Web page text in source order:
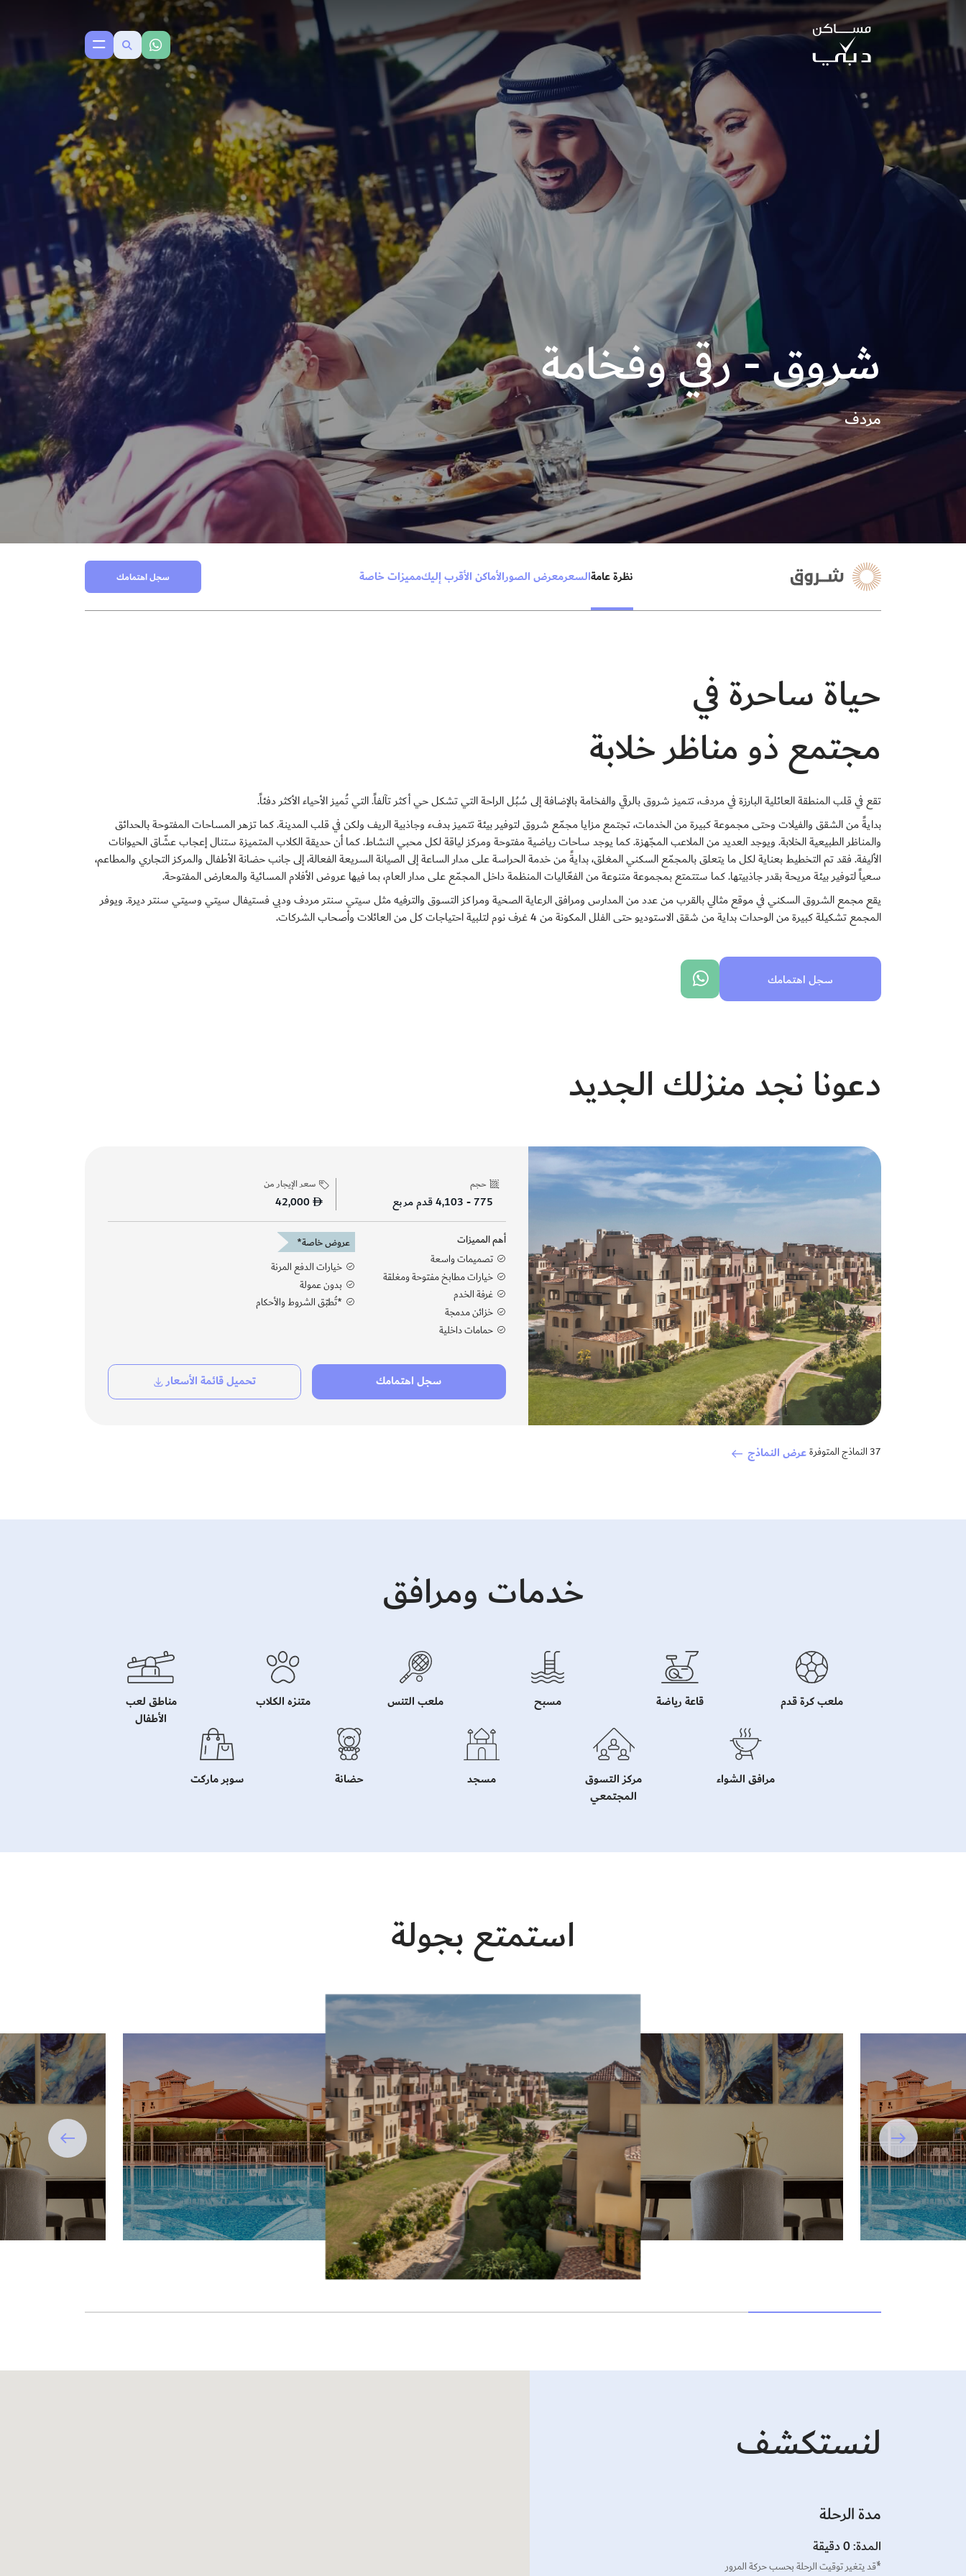
شروق - رقي وفخامة
مردف
نظرة عامةالسعرمعرض الصورالأماكن الأقرب إليكمميزات خاصة سجل اهتمامك
حياة ساحرة في
مجتمع ذو مناظر خلابة
تقع في قلب المنطقة العائلية البارزة في مردف، تتميز شروق بالرقي والفخامة بالإضافة إلى سُبُل الراحة التي تشكل حي أكثر تآلفاً. التي تُميز الأحياء الأكثر دفئاً.
بدايةً من الشقق والفيلات وحتى مجموعة كبيرة من الخدمات، تجتمع مزايا مجمّع شروق لتوفير بيئة تتميز بدفء وجاذبية الريف ولكن في قلب المدينة. كما تزهر المساحات المفتوحة بالحدائق
والمناظر الطبيعية الخلابة. ويوجد العديد من الملاعب المجّهزة. كما يوجد ساحات رياضية مفتوحة ومركز لياقة لكل محبي النشاط. كما أن حديقة الكلاب المتميزة ستنال إعجاب عشّاق الحيوانات
الأليفة. فقد تم التخطيط بعناية لكل ما يتعلق بالمجمّع السكني المغلق، بدايةً من خدمة الحراسة على مدار الساعة إلى الصيانة السريعة الفعالة، إلى جانب حضانة الأطفال والمركز التجاري والمطاعم،
سعياً لتوفير بيئة مريحة بقدر جاذبيتها. كما ستتمتع بمجموعة متنوعة من الفعّاليات المنظمة داخل المجمّع على مدار العام، بما فيها عروض الأفلام المسائية والمعارض المفتوحة.
يقع مجمع الشروق السكني في موقع مثالي بالقرب من عدد من المدارس ومرافق الرعاية الصحية ومراكز التسوق والترفيه مثل سيتي سنتر مردف ودبي فستيفال سيتي وسيتي سنتر ديرة. ويوفر
المجمع تشكيلة كبيرة من الوحدات بداية من شقق الاستوديو حتى الفلل المكونة من 4 غرف نوم لتلبية احتياجات كل من العائلات وأصحاب الشركات.
سجل اهتمامك
دعونا نجد منزلك الجديد
حجم
775 - 4,103 قدم مربع
سعر الإيجار من
42,000
أهم المميزات
تصميمات واسعة
خيارات مطابخ مفتوحة ومغلقة
غرفة الخدم
خزائن مدمجة
حمامات داخلية
عروض خاصة*
خيارات الدفع المرنة
بدون عمولة
*تُطبّق الشروط والأحكام
سجل اهتمامك تحميل قائمة الأسعار
37 النماذج المتوفرة عرض النماذج
خدمات ومرافق
ملعب كرة قدم قاعة رياضة مسبح ملعب التنس متنزه الكلاب
مناطق لعب
الأطفال
مرافق الشواء
مركز التسوق
المجتمعي
مسجد حضانة سوبر ماركت
استمتع بجولة
لنستكشف
مدة الرحلة
المدة: 0 دقيقة
*ٌقد يتغير توقيت الرحلة بحسب حركة المرور